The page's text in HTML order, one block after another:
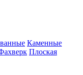
Каменные
Плоская